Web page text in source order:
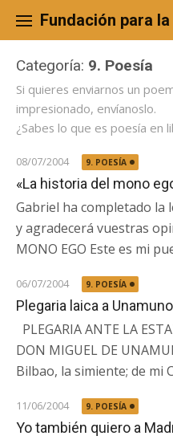
content
Fundación para
Categoría: 9. Poesía
Si quieres enviarnos un
impresionado, envíanoslo.
¿Sabes lo que es poesía
08/07/2004 9. POESÍA
«La historia del mono
Gabriel ha completado la
y agradecerá vuestras
MONO EGO Este es mi
06/07/2004 9. POESÍA
Plegaria laica a Unamuno
PLEGARIA ANTE LA
DON MIGUEL DE
Bilbao, la simiente; de mi
11/06/2004 9. POESÍA
Yo también quiero a